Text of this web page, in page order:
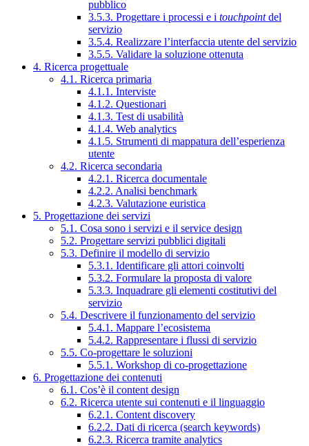
pubblico
3.5.3. Progettare i processi e i touchpointdel
servizio
3.5.4. Realizzare l’interfaccia utente del servizio
3.5.5. Validare la soluzione ottenuta
4. Ricerca progettuale
4.1. Ricerca primaria
4.1.1. Interviste
4.1.2. Questionari
4.1.3. Test di usabilità
4.1.4. Web analytics
4.1.5. Strumenti di mappatura dell’esperienza
utente
4.2. Ricerca secondaria
4.2.1. Ricerca documentale
4.2.2. Analisi benchmark
4.2.3. Valutazione euristica
5. Progettazione dei servizi
5.1. Cosa sono i servizi e il service design
5.2. Progettare servizi pubblici digitali
5.3. Definire il modello di servizio
5.3.1. Identificare gli attori coinvolti
5.3.2. Formulare la proposta di valore
5.3.3. Inquadrare gli elementi costitutivi del
servizio
5.4. Descrivere il funzionamento del servizio
5.4.1. Mappare l’ecosistema
5.4.2. Rappresentare i flussi di servizio
5.5. Co-progettare le soluzioni
5.5.1. Workshop di co-progettazione
6. Progettazione dei contenuti
6.1. Cos’è il content design
6.2. Ricerca utente sui contenuti e il linguaggio
6.2.1. Content discovery
6.2.2. Dati di ricerca (search keywords)
6.2.3. Ricerca tramite analytics